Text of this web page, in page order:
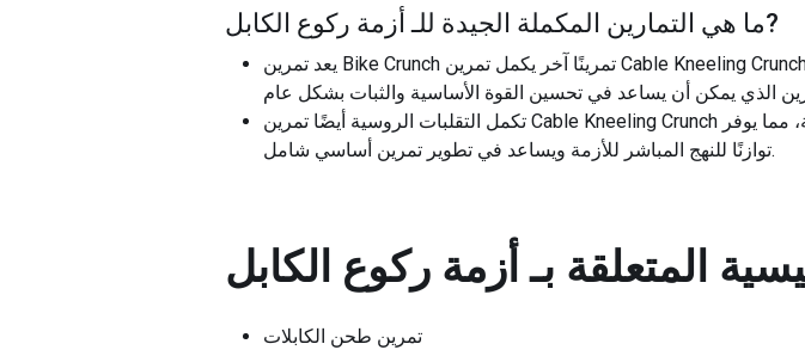
ما هي التمارين المكملة الجيدة للـ أزمة ركوع الكابل ?
يعد تمرين Bike Crunch تمرينًا آخر يكمل تمرين Cable Kneeling Crunch لأنه يركز أيضًا على عضلات البطن، وتحديدًا العضلات المائلة، مما يضيف
تكمل التقلبات الروسية أيضًا تمرين Cable Kneeling Crunch لأنها تستهدف القلب بأكمله مع التركيز بشكل خاص على العضلات المائلة، مما يوفر
توازنًا للنهج المباشر للأزمة ويساعد في تطوير تمرين أساسي شامل.
المتعلقة بـ أزمة ركوع الكابل
تمرين طحن الكابلات